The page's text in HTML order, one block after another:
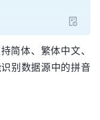
简体、繁体中文、
别数据源中的拼音